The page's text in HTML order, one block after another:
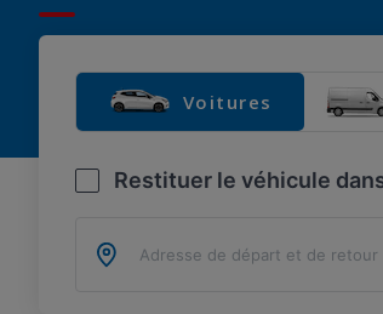
Voitures
Restituer le véhicule